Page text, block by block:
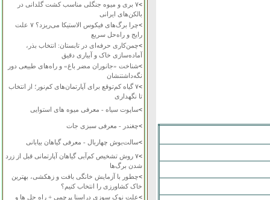
>
۷ بری و میوه جنگلی مناسب کشت گلدانی در
بالکن‌های ایرانی
>
چرا برگ‌های فیکوس الاستیکا می‌ریزد؟ ۷ علت
رایج و راه‌حل سریع
>چمن‌کاری حرفه‌ای در تابستان: انتخاب بذر،
آماده‌سازی خاک و آبیاری دقیق
>شناخت «جانوران مضر باغ» و راه‌های طبیعی دور
نگه‌داشتنشان
>
۷ گیاه کم‌توقع برای آپارتمان‌های کم‌نور؛ از انتخاب
تا نگهداری
>ساپوت سیاه - معرفی میوه های استوایی
>چغندر - معرفی سبزی جات
>سالت‌بوش چهاربال - معرفی گیاهان بیابانی
>
۷ روش تشخیص کم‌آبی گیاهان آپارتمانی قبل از زرد
شدن برگ‌ها
>چطور با آزمایش خانگی بافت و زهکشی، بهترین
خاک کشاورزی را انتخاب کنیم؟
>علت نوک سوزی دراسنا پرچمی + راه حل ها و